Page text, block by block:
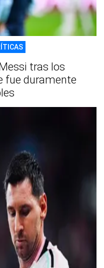
tras los
fue duramente